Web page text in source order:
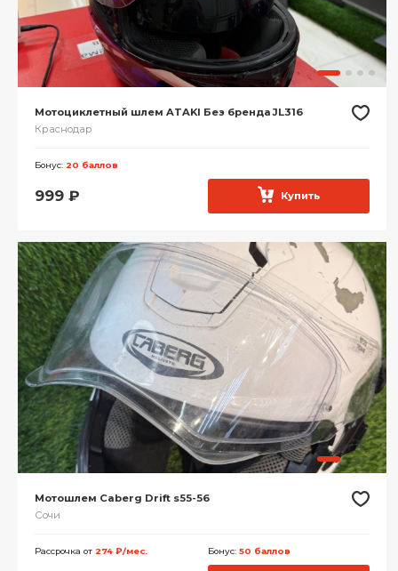
Мотоциклетный шлем ATAKI Без бренда JL316
Краснодар
Бонус: 20 баллов
999 ₽ Купить
Мотошлем Caberg Drift s55-56
Сочи
Рассрочка от 274 ₽/мес. Бонус: 50 баллов